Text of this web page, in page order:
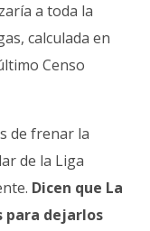
a toda la
calculada en
Censo
de frenar la
de la Liga
Dicen que La
para dejarlos